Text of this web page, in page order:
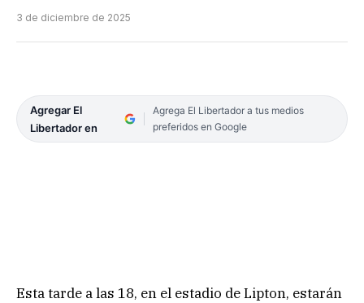
3 de diciembre de 2025
Agregar El
Libertador en
Agrega El Libertador a tus medios
preferidos en Google
Esta tarde a las 18, en el estadio de Lipton, estarán